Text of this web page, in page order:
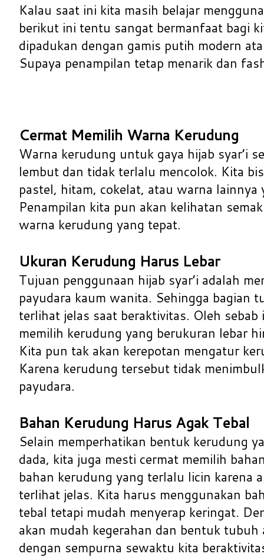
Kalau saat ini kita masih belajar
berikut ini tentu sangat bermanfaat bagi
dipadukan dengan gamis putih modern
Supaya penampilan tetap menarik dan
Cermat Memilih Warna Kerudung
Warna kerudung untuk gaya hijab syar’i
lembut dan tidak terlalu mencolok. Kita
pastel, hitam, cokelat, atau warna
Penampilan kita pun akan kelihatan
warna kerudung yang tepat.
Ukuran Kerudung Harus Lebar
Tujuan penggunaan hijab syar’i adalah
payudara kaum wanita. Sehingga bagian
terlihat jelas saat beraktivitas. Oleh
memilih kerudung yang berukuran lebar
Kita pun tak akan kerepotan mengatur
Karena kerudung tersebut tidak
payudara.
Bahan Kerudung Harus Agak Tebal
Selain memperhatikan bentuk kerudung
dada, kita juga mesti cermat memilih
bahan kerudung yang terlalu licin karena
terlihat jelas. Kita harus menggunakan
tebal tetapi mudah menyerap keringat.
akan mudah kegerahan dan bentuk
dengan sempurna sewaktu kita